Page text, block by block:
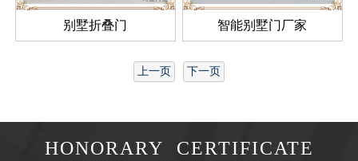
别墅折叠门 智能别墅门厂家
上一页 下一页
HONORARY CERTIFICATE